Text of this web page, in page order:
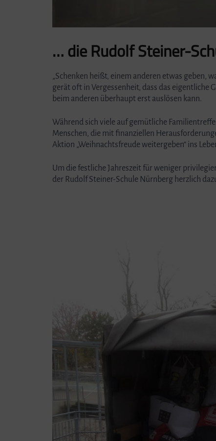
… die Rudolf Steiner-
„Schenken heißt, einem anderen etwas geben,
gerät oft in Vergessenheit, dass das eigentliche
beim anderen überhaupt erst auslösen kann.
Während sich viele auf gemütliche
Menschen, die mit finanziellen
Aktion „Weihnachtsfreude weitergeben“ ins
Um die festliche Jahreszeit für weniger
der Rudolf Steiner-Schule Nürnberg herzlich